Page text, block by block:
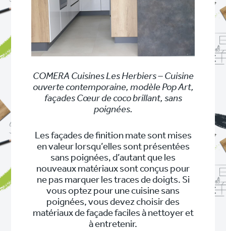
COMERA Cuisines Les Herbiers – Cuisine
ouverte contemporaine, modèle Pop Art,
façades Cœur de coco brillant, sans
poignées.
Les façades de finition mate sont mises
en valeur lorsqu’elles sont présentées
sans poignées, d’autant que les
nouveaux matériaux sont conçus pour
ne pas marquer les traces de doigts. Si
vous optez pour une cuisine sans
poignées, vous devez choisir des
matériaux de façade faciles à nettoyer et
à entretenir.